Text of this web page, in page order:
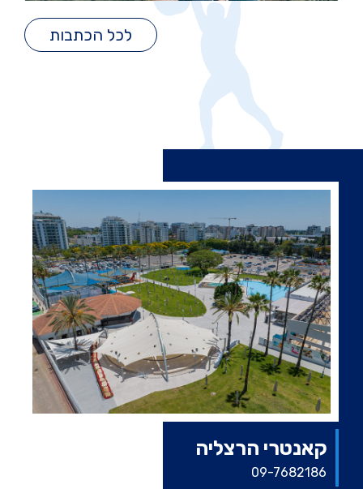
לכל הכתבות
קאנטרי הרצליה
09-7682186